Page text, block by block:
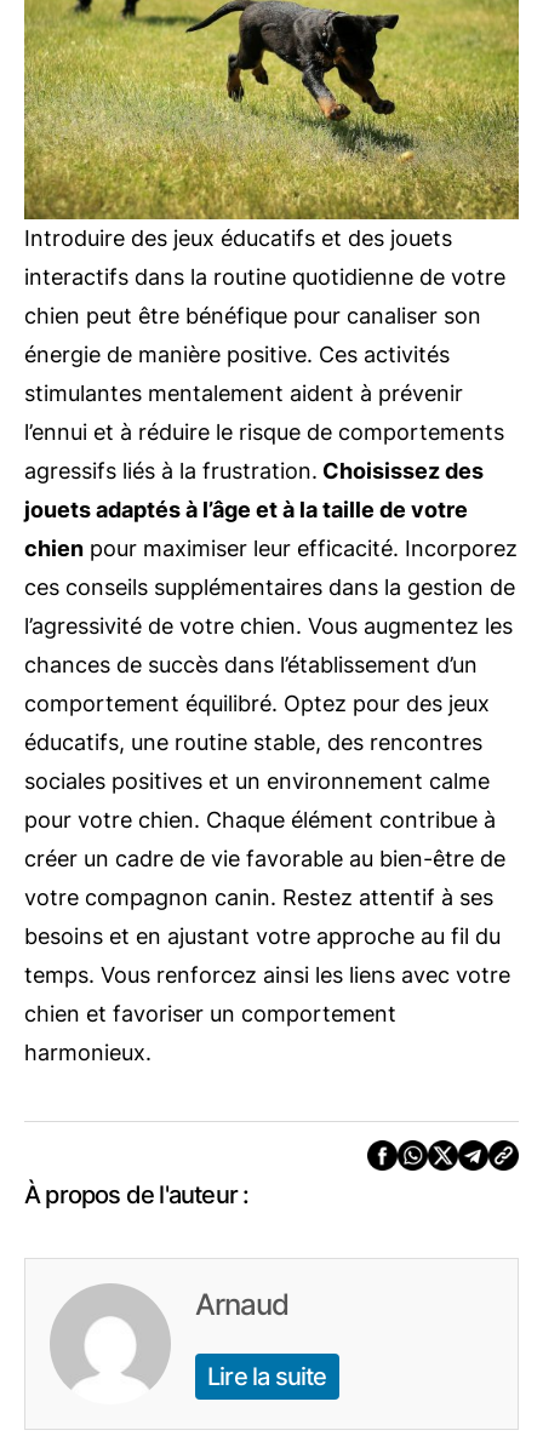
Introduire des jeux éducatifs et des jouets
interactifs dans la routine quotidienne de votre
chien peut être bénéfique pour canaliser son
énergie de manière positive. Ces activités
stimulantes mentalement aident à prévenir
l’ennui et à réduire le risque de comportements
agressifs liés à la frustration. Choisissez des
jouets adaptés à l’âge et à la taille de votre
chien pour maximiser leur efficacité. Incorporez
ces conseils supplémentaires dans la gestion de
l’agressivité de votre chien. Vous augmentez les
chances de succès dans l’établissement d’un
comportement équilibré. Optez pour des jeux
éducatifs, une routine stable, des rencontres
sociales positives et un environnement calme
pour votre chien. Chaque élément contribue à
créer un cadre de vie favorable au bien-être de
votre compagnon canin. Restez attentif à ses
besoins et en ajustant votre approche au fil du
temps. Vous renforcez ainsi les liens avec votre
chien et favoriser un comportement
harmonieux.
À propos de l'auteur :
Arnaud
Lire la suite